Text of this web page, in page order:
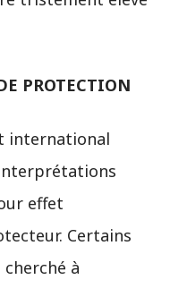
PROTECTION
international
effet
Certains
à